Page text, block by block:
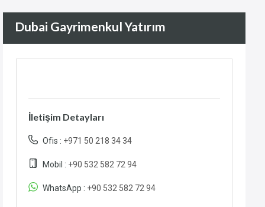
Dubai Gayrimenkul Yatırım
İletişim Detayları
Ofis : +971 50 218 34 34
Mobil : +90 532 582 72 94
WhatsApp : +90 532 582 72 94